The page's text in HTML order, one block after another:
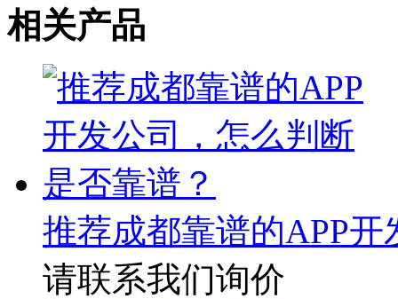
相关产品
推荐成都靠谱的APP
请联系我们询价